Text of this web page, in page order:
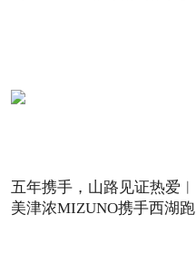
五年携手，山路见证热爱︱
美津浓MIZUNO携手西湖跑